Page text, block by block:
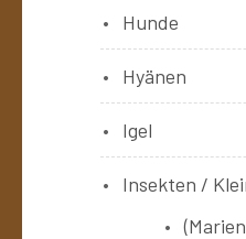
Hunde
Hyänen
Igel
Insekten /